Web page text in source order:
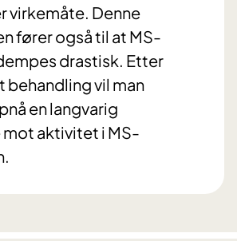
virkemåte. Denne
fører også til at MS-
drastisk. Etter
vil man
en langvarig
aktivitet i MS-